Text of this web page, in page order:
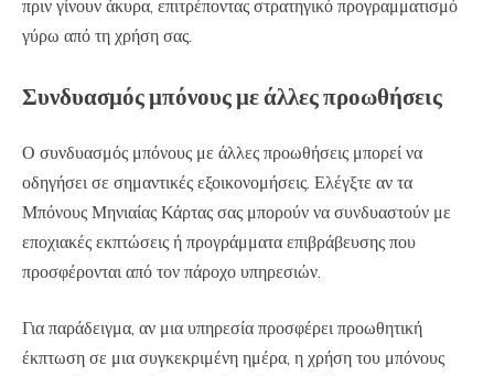
πριν γίνουν άκυρα, επιτρέποντας στρατηγικό προγραμματισμό
γύρω από τη χρήση σας.
Συνδυασμός μπόνους με άλλες προωθήσεις
Ο συνδυασμός μπόνους με άλλες προωθήσεις μπορεί να
οδηγήσει σε σημαντικές εξοικονομήσεις. Ελέγξτε αν τα
Μπόνους Μηνιαίας Κάρτας σας μπορούν να συνδυαστούν με
εποχιακές εκπτώσεις ή προγράμματα επιβράβευσης που
προσφέρονται από τον πάροχο υπηρεσιών.
Για παράδειγμα, αν μια υπηρεσία προσφέρει προωθητική
έκπτωση σε μια συγκεκριμένη ημέρα, η χρήση του μπόνους